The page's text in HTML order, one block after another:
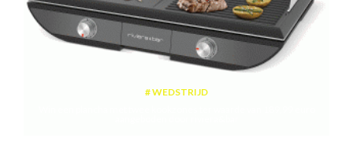
WEDSTRIJD